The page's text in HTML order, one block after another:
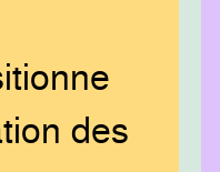
des